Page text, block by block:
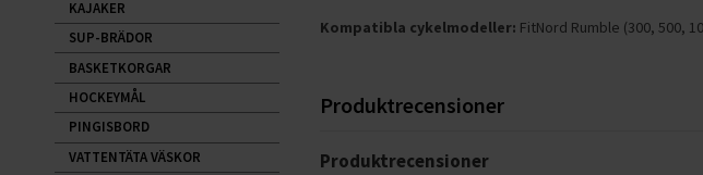
Kompatibla cykelmodeller: FitNord Rumble (300, 500,
Produktrecensioner
Produktrecensioner
KAJAKER
SUP-BRÄDOR
BASKETKORGAR
HOCKEYMÅL
PINGISBORD
VATTENTÄTA VÄSKOR